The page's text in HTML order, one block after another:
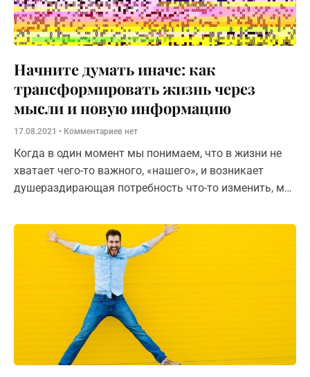
Начните думать иначе: как
трансформировать жизнь через
мысли и новую информацию
17.08.2021 Комментариев нет
Когда в один момент мы понимаем, что в жизни не
хватает чего-то важного, «нашего», и возникает
душераздирающая потребность что-то изменить, мы